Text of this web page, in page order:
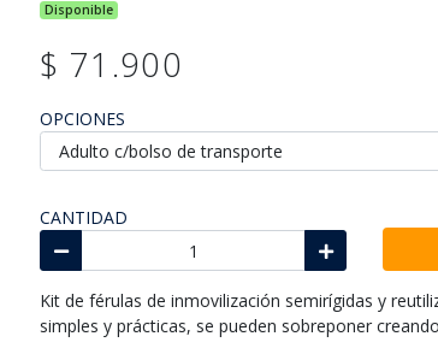
Disponible
$ 71.900
OPCIONES
CANTIDAD
Kit de férulas de inmovilización semirígidas y
simples y prácticas, se pueden sobreponer